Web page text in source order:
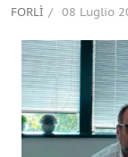
FORLÌ 08 Luglio